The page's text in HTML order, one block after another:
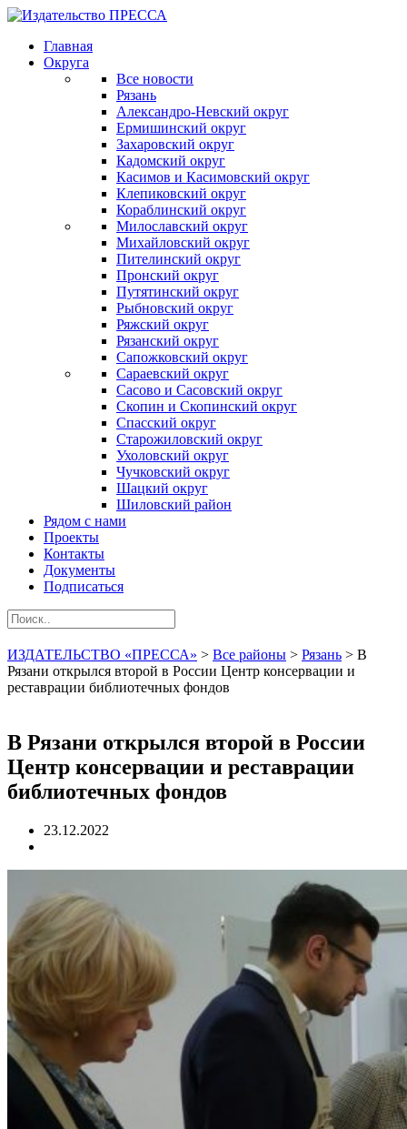
Главная
Округа
Все новости
Рязань
Александро-Невский округ
Ермишинский округ
Захаровский округ
Кадомский округ
Касимов и Касимовский округ
Клепиковский округ
Кораблинский округ
Милославский округ
Михайловский округ
Пителинский округ
Пронский округ
Путятинский округ
Рыбновский округ
Ряжский округ
Рязанский округ
Сапожковский округ
Сараевский округ
Сасово и Сасовский округ
Скопин и Скопинский округ
Спасский округ
Старожиловский округ
Ухоловский округ
Чучковский округ
Шацкий округ
Шиловский район
Рядом с нами
Проекты
Контакты
Документы
Подписаться
ИЗДАТЕЛЬСТВО «ПРЕССА» > Все районы > Рязань > В
Рязани открылся второй в России Центр консервации и
реставрации библиотечных фондов
В Рязани открылся второй в России
Центр консервации и реставрации
библиотечных фондов
23.12.2022